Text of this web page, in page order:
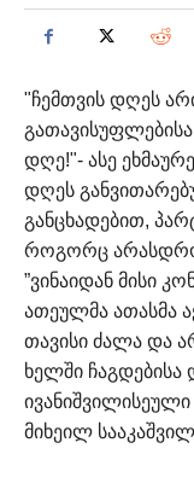
"ჩემთვის დღეს
დღე!"- ასე
დღეს
განცხადებით,
როგორც
”ვინაიდან მისი
ათეულმა ათასმა
თავისი ძალა და
ხელში ჩაგდებისა
მიხეილ